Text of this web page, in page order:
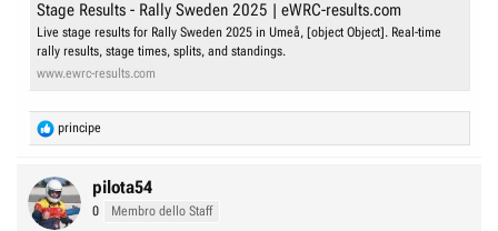
Stage Results - Rally Sweden 2025 | eWRC-results.com
Live stage results for Rally Sweden 2025 in Umeå, [object Object]. Real-time
rally results, stage times, splits, and standings.
www.ewrc-results.com
R
e
c
t
i
principe
pilota54
0 Membro dello Staff